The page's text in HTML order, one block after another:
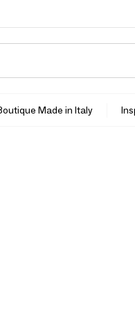
Made in Italy